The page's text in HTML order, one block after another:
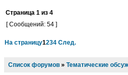
Страница 1 из 4
[ Сообщений: 54 ]
На страницу1234 След.
Список форумов » Тематические